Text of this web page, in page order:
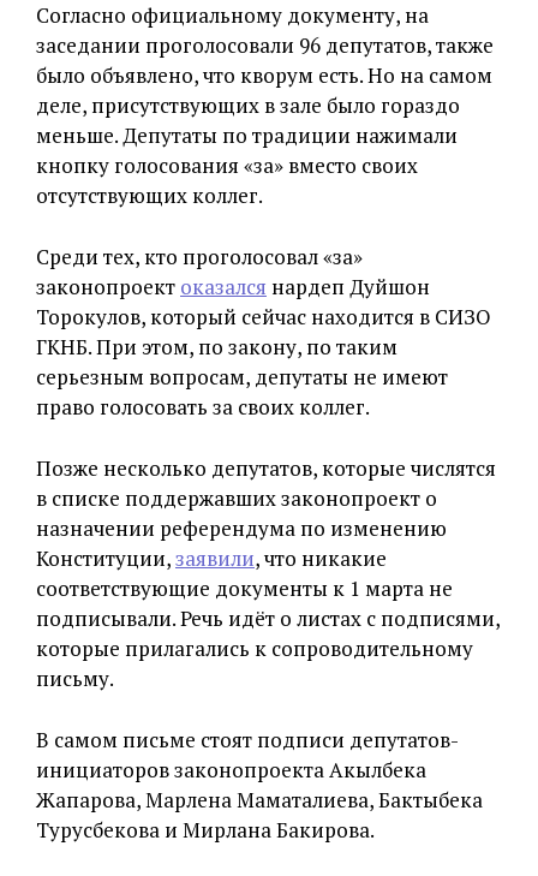
Согласно официальному документу, на
заседании проголосовали 96 депутатов, также
было объявлено, что кворум есть. Но на самом
деле, присутствующих в зале было гораздо
меньше. Депутаты по традиции нажимали
кнопку голосования «за» вместо своих
отсутствующих коллег.
Среди тех, кто проголосовал «за»
законопроект оказался нардеп Дуйшон
Торокулов, который сейчас находится в СИЗО
ГКНБ. При этом, по закону, по таким
серьезным вопросам, депутаты не имеют
право голосовать за своих коллег.
Позже несколько депутатов, которые числятся
в списке поддержавших законопроект о
назначении референдума по изменению
Конституции,заявили, что никакие
соответствующие документы к 1 марта не
подписывали. Речь идёт о листах с подписями,
которые прилагались к сопроводительному
письму.
В самом письме стоят подписи депутатов-
инициаторов законопроекта Акылбека
Жапарова, Марлена Маматалиева, Бактыбека
Турусбекова и Мирлана Бакирова.